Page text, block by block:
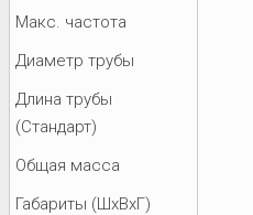
Макс. частота
Диаметр трубы
Длина трубы
(Стандарт)
Общая масса
Габариты (ШхВхГ)